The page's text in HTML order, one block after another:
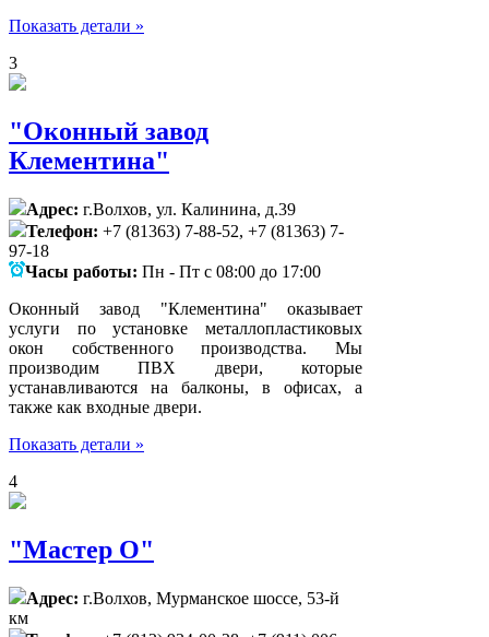
Показать детали »
3
"Оконный завод
Клементина"
Адрес: г.Волхов, ул. Калинина, д.39
Телефон: +7 (81363) 7-88-52, +7 (81363) 7-
97-18
Часы работы: Пн - Пт с 08:00 до 17:00
Оконный завод "Клементина" оказывает
услуги по установке металлопластиковых
окон собственного производства. Мы
производим ПВХ двери, которые
устанавливаются на балконы, в офисах, а
также как входные двери.
Показать детали »
4
"Мастер О"
Адрес: г.Волхов, Мурманское шоссе, 53-й
км